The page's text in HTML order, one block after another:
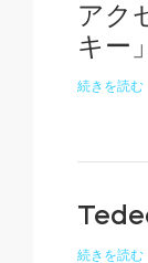
アク
キー
続きを読む
続きを読む